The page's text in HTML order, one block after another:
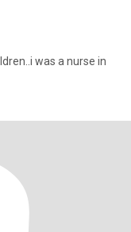
was a nurse in